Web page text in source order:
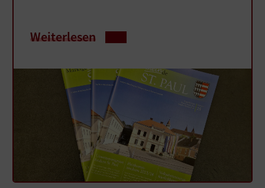
Weiterlesen